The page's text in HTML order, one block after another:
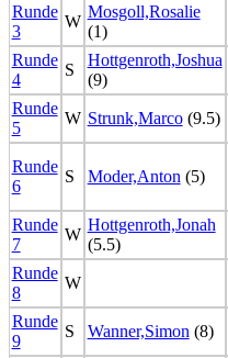
Runde
3
W
Mosgoll,Rosalie
(1)
Runde
4
S
Hottgenroth,Joshua
(9)
Runde
5
W Strunk,Marco(9.5)
Runde
6
S Moder,Anton (5)
Runde
7
W
Hottgenroth,Jonah
(5.5)
Runde
8
W
Runde
9
S Wanner,Simon (8)